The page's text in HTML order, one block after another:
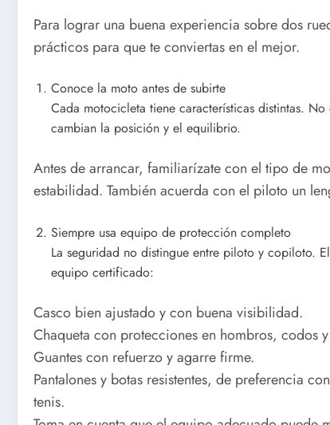
Para lograr una buena experiencia sobre dos
prácticos para que te conviertas en el mejor.
Conoce la moto antes de subirte
Cada motocicleta tiene características distintas.
cambian la posición y el equilibrio.
Antes de arrancar, familiarízate con el tipo de
estabilidad. También acuerda con el piloto un
Siempre usa equipo de protección completo
La seguridad no distingue entre piloto y copiloto.
equipo certificado:
Casco bien ajustado y con buena visibilidad.
Chaqueta con protecciones en hombros, codos
Guantes con refuerzo y agarre firme.
Pantalones y botas resistentes, de preferencia
tenis.